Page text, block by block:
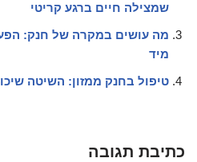
שמצילה חיים ברגע קריטי
מה עושים במקרה של חנק:
מיד
טיפול בחנק ממזון: השיטה
כתיבת תגובה